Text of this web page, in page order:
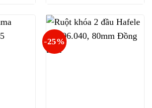
-25%